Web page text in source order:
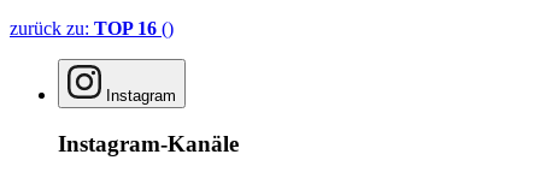
zurück zu: TOP 16 ()
Instagram
Instagram-Kanäle